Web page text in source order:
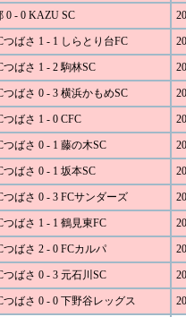
0 - 0 KAZU SC
つばさ 1 - 1 しらとり台FC
つばさ 1 - 2 駒林SC
つばさ 0 - 3 横浜かもめSC
つばさ 1 - 0 CFC
つばさ 0 - 1 藤の木SC
つばさ 0 - 1 坂本SC
つばさ 0 - 3 FCサンダーズ
つばさ 1 - 1 鶴見東FC
つばさ 2 - 0 FCカルパ
つばさ 0 - 3 元石川SC
つばさ 0 - 0 下野谷レッグス